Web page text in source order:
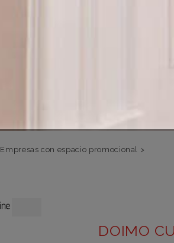
Empresas con espacio promocional >
DOIMO